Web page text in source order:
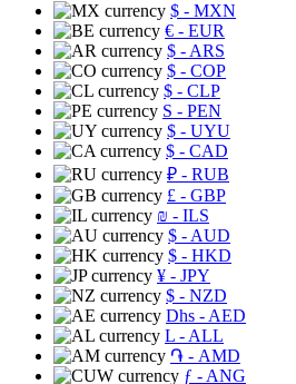
$ - MXN
€ - EUR
$ - ARS
$ - COP
$ - CLP
S - PEN
$ - UYU
$ - CAD
₽ - RUB
£ - GBP
₪ - ILS
$ - AUD
$ - HKD
¥ - JPY
$ - NZD
Dhs - AED
L - ALL
֏ - AMD
ƒ - ANG